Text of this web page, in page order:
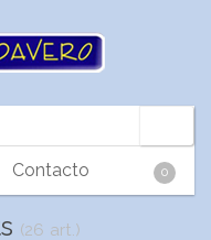
Contacto 0
(26 art.)